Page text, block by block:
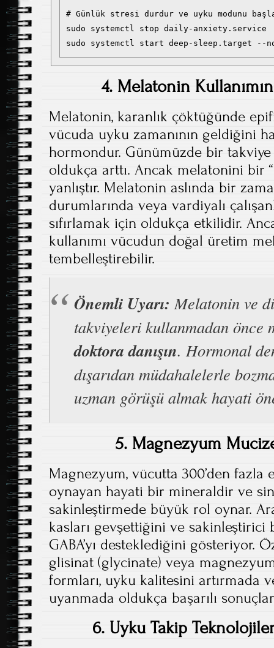
# Günlük stresi durdur ve uyku modunu
sudo systemctl stop daily-anxiety.service
4. Melatonin
Melatonin, karanlık çöktüğünde
vücuda uyku zamanının geldiğini
hormondur. Günümüzde bir
oldukça arttı. Ancak melatonini bir
yanlıştır. Melatonin aslında bir
durumlarında veya vardiyalı
sıfırlamak için oldukça etkilidir.
kullanımı vücudun doğal üretim
tembelleştirebilir.
Önemli Uyarı: Melatonin ve
takviyeleri kullanmadan önce
doktora danışın. Hormonal
dışarıdan müdahalelerle
uzman görüşü almak hayati
5. Magnezyum
Magnezyum, vücutta 300’den
oynayan hayati bir mineraldir ve
sakinleştirmede büyük rol oynar.
kasları gevşettiğini ve
GABA’yı desteklediğini gösteriyor.
glisinat (glycinate) veya
formları, uyku kalitesini artırmada
uyanmada oldukça başarılı
6. Uyku Takip